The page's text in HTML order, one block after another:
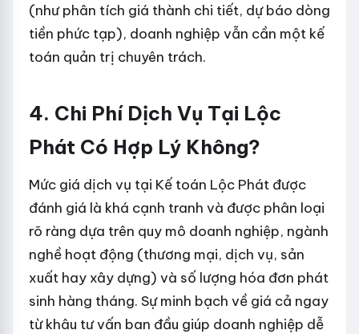
(như phân tích giá thành chi tiết, dự báo dòng
tiền phức tạp), doanh nghiệp vẫn cần một kế
toán quản trị chuyên trách.
4. Chi Phí Dịch Vụ Tại Lộc
Phát Có Hợp Lý Không?
Mức giá dịch vụ tại Kế toán Lộc Phát được
đánh giá là khá cạnh tranh và được phân loại
rõ ràng dựa trên quy mô doanh nghiệp, ngành
nghề hoạt động (thương mại, dịch vụ, sản
xuất hay xây dựng) và số lượng hóa đơn phát
sinh hàng tháng. Sự minh bạch về giá cả ngay
từ khâu tư vấn ban đầu giúp doanh nghiệp dễ